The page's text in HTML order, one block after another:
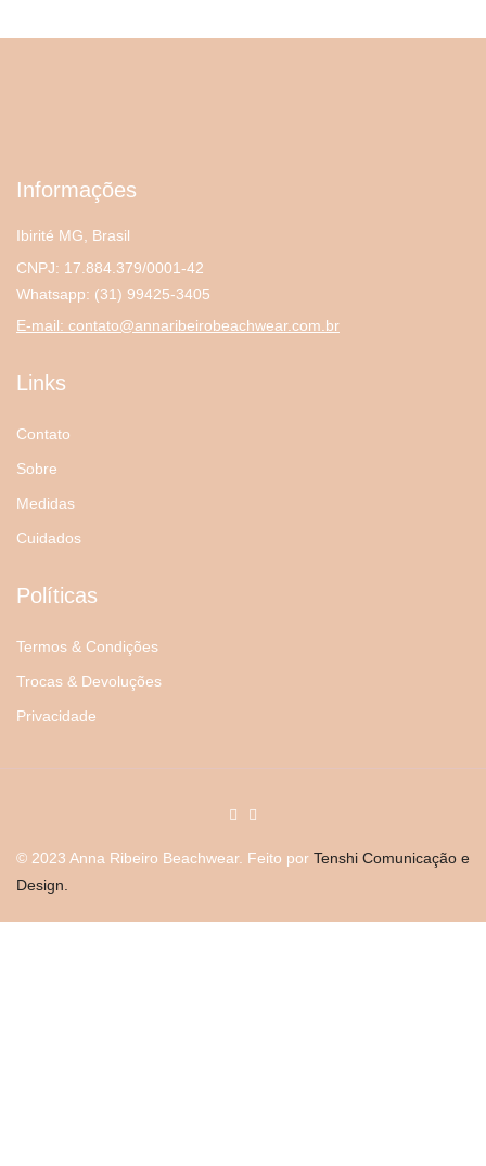
Informações
Ibirité MG, Brasil
CNPJ: 17.884.379/0001-42
Whatsapp: (31) 99425-3405
E-mail: contato@annaribeirobeachwear.com.br
Links
Contato
Sobre
Medidas
Cuidados
Políticas
Termos & Condições
Trocas & Devoluções
Privacidade
© 2023 Anna Ribeiro Beachwear. Feito por Tenshi Comunicação e
Design.